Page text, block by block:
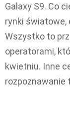
Galaxy S9. Co
rynki światowe,
Wszystko to
operatorami,
kwietniu. Inne
rozpoznawanie